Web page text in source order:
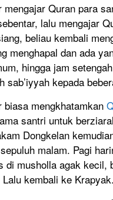
mengajar Quran para
lalu mengajar
beliau kembali
menghapal dan ada
hingga jam
sab’iyyah kepada
biasa mengkhatamkan
santri untuk
Dongkelan
malam. Pagi
di musholla agak kecil,
kembali ke Krapyak.